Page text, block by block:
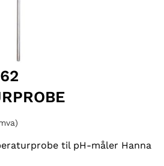
til pH-måler Hanna